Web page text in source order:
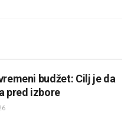
budžet: Cilj je da
pred izbore